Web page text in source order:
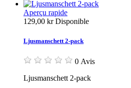
Aperçu rapide
129,00 krDisponible
Ljusmanschett 2-pack
0 Avis
Ljusmanschett 2-pack